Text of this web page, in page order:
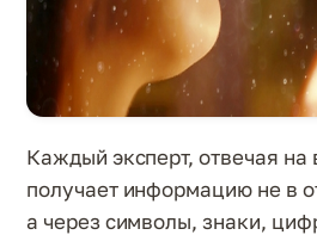
Каждый эксперт, отвечая на
получает информацию не в
а через символы, знаки,